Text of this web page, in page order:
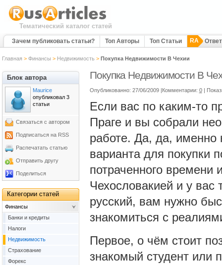
Тематический каталог статей
Зачем публиковать статьи? Топ Авторы Топ Статьи RA
Главная > Финансы > Недвижимость > Покупка Недвижимости В Чехии
Покупка Недвижимости В
Опубликованно: 27/06/2009 |Комментарии: 0 |
Если вас по каким-то
Праге и вы собрали
работе. Да, да, именно
варианта для покупки
потраченного времени
Чехословакией и у
русский, вам нужно
знакомиться с
Первое, о чём стоит
знакомый студент или
Блок автора
Maurice
опубликовал 3
статьи
Связаться с автором
Подписаться на RSS
Распечатать статью
Отправить другу
Поделиться
Категории статей
Финансы
Банки и кредиты
Налоги
Недвижимость
Страхование
Форекс